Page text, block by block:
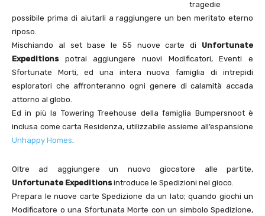
tragedie
possibile prima di aiutarli a raggiungere un ben meritato eterno
riposo.
Mischiando al set base le 55 nuove carte di Unfortunate
Expeditionspotrai aggiungere nuovi Modificatori, Eventi e
Sfortunate Morti, ed una intera nuova famiglia di intrepidi
esploratori che affronteranno ogni genere di calamità accada
attorno al globo.
Ed in più la Towering Treehouse della famiglia Bumpersnoot è
inclusa come carta Residenza, utilizzabile assieme all’espansione
Unhappy Homes.
Oltre ad aggiungere un nuovo giocatore alle partite,
Unfortunate Expeditionsintroduce le Spedizioni nel gioco.
Prepara le nuove carte Spedizione da un lato; quando giochi un
Modificatore o una Sfortunata Morte con un simbolo Spedizione,